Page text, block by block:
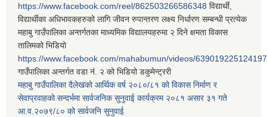
https://www.facebook.com/reel/862503266586348 विद्यार्थी,
विद्यार्थीका अधिभावकहरुको लागि जीवन रुपान्तरण लक्ष्य निर्धारण सम्बन्धी प्रत्येक
महाबु गाउँपालिका अन्तर्गतका माध्यमिक विद्यालयहरुमा २ दिने क्षमता विकास
तालिमको भिडियो
https://www.facebook.com/mahabumun/videos/639019225124197
गाउँपालिका अन्तर्गत वडा नं. २ को भिडियो डकुमेन्ट्ररी
महाबु गाउँपालिका दैलेखको आर्थिक वर्ष २०८०/८१ को विकास निर्माण र
सेवाप्रवाहको सन्दर्भमा सार्वजनिक सुनुवाई कार्यक्रम २०८१ असार ३१ गते
आ.व.२०७९/८० को सार्वजनि सुनुवाई